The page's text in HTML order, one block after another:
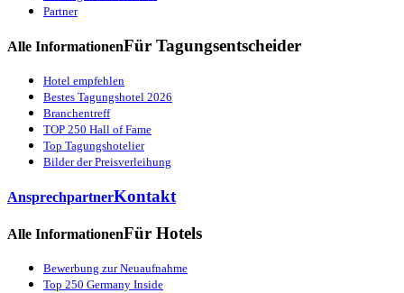
Partner
Alle InformationenFür Tagungsentscheider
Hotel empfehlen
Bestes Tagungshotel 2026
Branchentreff
TOP 250 Hall of Fame
Top Tagungshotelier
Bilder der Preisverleihung
AnsprechpartnerKontakt
Alle InformationenFür Hotels
Bewerbung zur Neuaufnahme
Top 250 Germany Inside